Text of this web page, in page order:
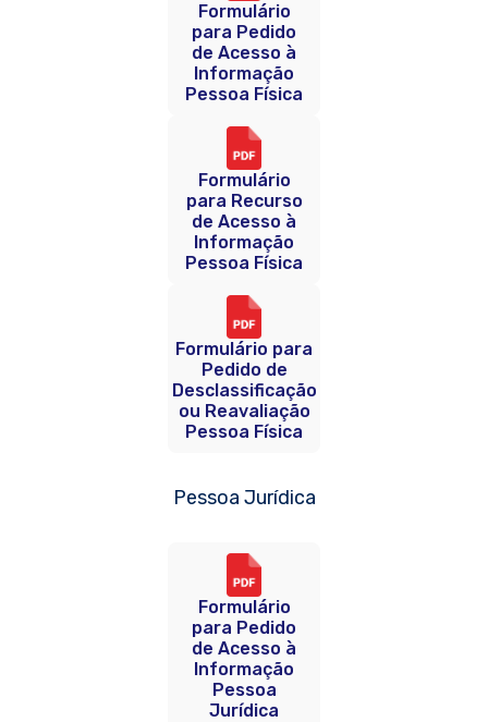
Formulário
para Pedido
de Acesso à
Informação
Pessoa Física
Formulário
para Recurso
de Acesso à
Informação
Pessoa Física
Formulário para
Pedido de
Desclassificação
ou Reavaliação
Pessoa Física
Pessoa Jurídica
Formulário
para Pedido
de Acesso à
Informação
Pessoa
Jurídica